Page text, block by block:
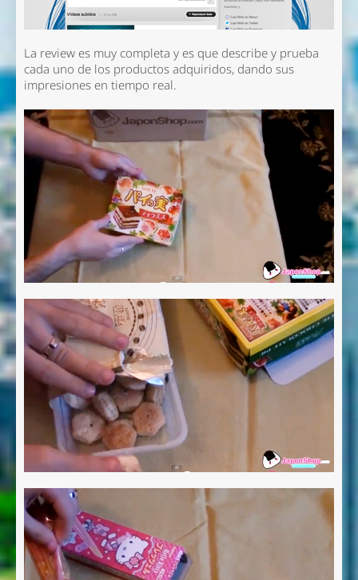
La review es muy completa y es que describe y prueba
cada uno de los productos adquiridos, dando sus
impresiones en tiempo real.